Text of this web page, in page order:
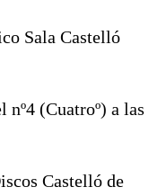
Sala Castelló
nº4 (Cuatroº) a las
Castelló de